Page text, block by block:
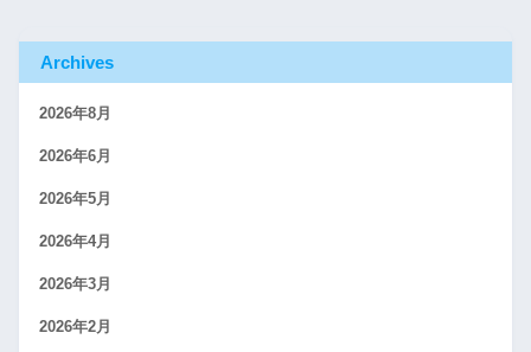
Archives
2026年8月
2026年6月
2026年5月
2026年4月
2026年3月
2026年2月